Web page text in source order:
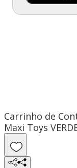
Carrinho de
Maxi Toys